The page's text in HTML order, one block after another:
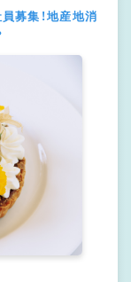
募集！地産地消